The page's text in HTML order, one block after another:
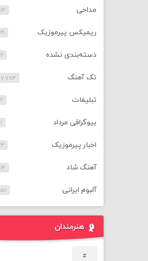
مداحی ۱۳
ریمیکس پیرموزیک ۲۱
دسته‌بندی نشده ۲
تک آهنگ ۷,۷۸۳
تبلیغات ۲
بیوگرافی مرداد ۱
اخبار پیرموزیک ۳
آهنگ شاد ۱۴
آلبوم ایرانی ۵۰
هنرمندان
#